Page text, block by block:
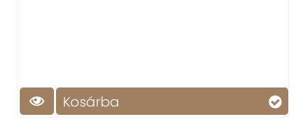
Kosárba